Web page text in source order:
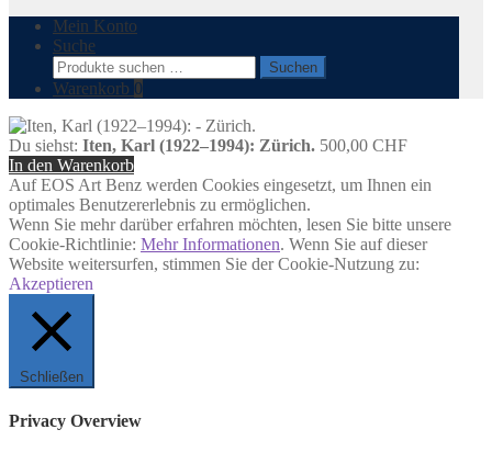
Mein Konto
Suche
Suchen
nach:
Suchen
Warenkorb 0
Du siehst: Iten, Karl (1922–1994): Zürich. 500,00 CHF
In den Warenkorb
Auf EOS Art Benz werden Cookies eingesetzt, um Ihnen ein
optimales Benutzererlebnis zu ermöglichen.
Wenn Sie mehr darüber erfahren möchten, lesen Sie bitte unsere
Cookie-Richtlinie: Mehr Informationen. Wenn Sie auf dieser
Website weitersurfen, stimmen Sie der Cookie-Nutzung zu:
Akzeptieren
Schließen
Privacy Overview